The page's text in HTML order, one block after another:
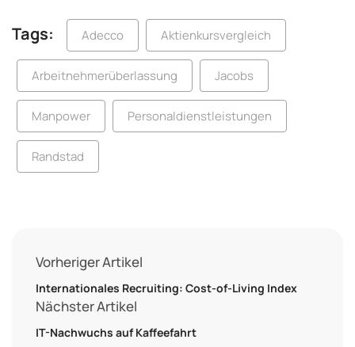
Tags: Adecco Aktienkursvergleich
Arbeitnehmerüberlassung Jacobs
Manpower Personaldienstleistungen
Randstad
Vorheriger Artikel
Internationales Recruiting: Cost-of-Living Index
Nächster Artikel
IT-Nachwuchs auf Kaffeefahrt